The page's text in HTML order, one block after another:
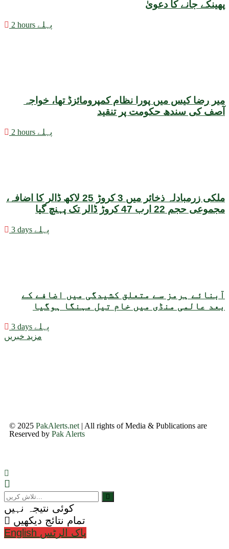
پھینکے جانے کا دعویٰ
2 hours پہلے
میر رضا کیس میں پورا نظام کمپرومائزڈ تھا، خواجہ
آصف کی سندھ حکومت پر تنقید
2 hours پہلے
ملکی زرمبادلہ ذخائر میں 3 کروڑ 25 لاکھ ڈالر کا اضافہ،
مجموعی حجم 22 ارب 47 کروڑ ڈالر تک پہنچ گیا
3 days پہلے
آبنائے ہرمز سے متعلق کشیدگی میں اضافے کے
بعد عالمی منڈی میں خام تیل مہنگا ہوگیا
3 days پہلے
مزید خبریں
© 2025 PakAlerts.net | All rights of Media & Publications are
Reserved by Pak Alerts
کوئی نتیجہ نہیں
تمام نتائج دیکھیں
English پاک الرٹس